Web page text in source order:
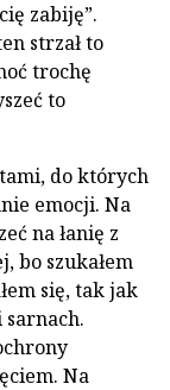
zabiję”.
strzał to
trochę
to
do których
emocji. Na
na łanię z
bo szukałem
się, tak jak
Na